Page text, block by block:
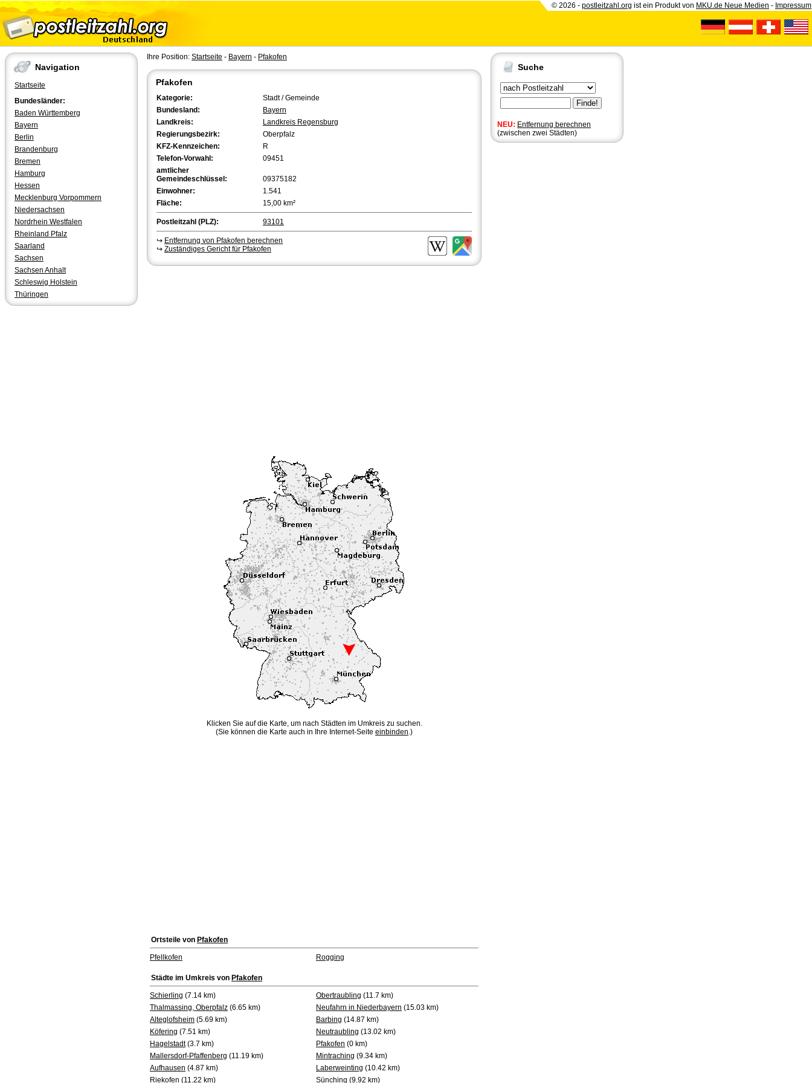
© 2026 - postleitzahl.org ist ein Produkt von MKU.de Neue Medien - Impressum
Navigation
Startseite
Bundesländer:
Baden Württemberg
Bayern
Berlin
Brandenburg
Bremen
Hamburg
Hessen
Mecklenburg Vorpommern
Niedersachsen
Nordrhein Westfalen
Rheinland Pfalz
Saarland
Sachsen
Sachsen Anhalt
Schleswig Holstein
Thüringen
Suche
NEU: Entfernung berechnen
(zwischen zwei Städten)
Ihre Position: Startseite - Bayern - Pfakofen
Pfakofen
Kategorie:
Stadt / Gemeinde
Bundesland:
Bayern
Landkreis:
Landkreis Regensburg
Regierungsbezirk:
Oberpfalz
KFZ-Kennzeichen:
R
Telefon-Vorwahl:
09451
amtlicher
Gemeindeschlüssel:
09375182
Einwohner:
1.541
Fläche:
15,00 km²
Postleitzahl (PLZ): 93101
↪ Entfernung von Pfakofen berechnen
↪ Zuständiges Gericht für Pfakofen
Klicken Sie auf die Karte, um nach Städten im Umkreis zu suchen.
(Sie können die Karte auch in Ihre Internet-Seite einbinden.)
Ortsteile von Pfakofen
Pfellkofen Rogging
Städte im Umkreis von Pfakofen
Schierling (7.14 km) Obertraubling (11.7 km)
Thalmassing, Oberpfalz (6.65 km) Neufahrn in Niederbayern (15.03 km)
Alteglofsheim (5.69 km) Barbing (14.87 km)
Köfering (7.51 km) Neutraubling (13.02 km)
Hagelstadt(3.7 km) Pfakofen (0 km)
Mallersdorf-Pfaffenberg (11.19 km) Mintraching (9.34 km)
Aufhausen (4.87 km) Laberweinting (10.42 km)
Riekofen (11.22 km) Sünching (9.92 km)